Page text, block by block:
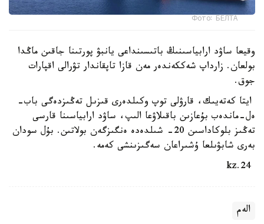
Фото: БЕЛТА
وقيعا ساۋد ارابياسىنىڭ باتىسىنداعى يانبۋ پورتىنا جاقىن ماڭدا
بولعان. زارداپ شەككەندەر مەن قازا تاپقاندار تۋرالى اقپارات
جوق.
ايتا كەتەيىك، قارۋلى توپ وكىلدەرى قىزىل تەڭىزدەگى باب-
ەل-ماندەب بۇعازىن باقىلاۋعا الىپ، ساۋد ارابياسىنا قارسى
تەڭىز بلوكاداسىن 20- شىلدەدە ەنگىزگەن بولاتىن. بۇل سودان
بەرى شابۋىلعا ۇشىراعان سەگىزىنشى كەمە.
الەم